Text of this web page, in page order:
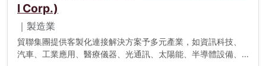
l Corp.)
｜製造業
貿聯集團提供客製化連接解決方案予多元產業，如資訊科技、
汽車、工業應用、醫療儀器、光通訊、太陽能、半導體設備、